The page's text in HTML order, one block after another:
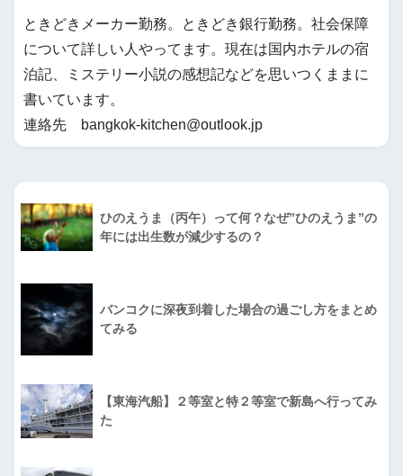
ときどきメーカー勤務。ときどき銀行勤務。社会保障
について詳しい人やってます。現在は国内ホテルの宿
泊記、ミステリー小説の感想記などを思いつくままに
書いています。
連絡先 bangkok-kitchen@outlook.jp
ひのえうま（丙午）って何？なぜ”ひのえうま”の
年には出生数が減少するの？
バンコクに深夜到着した場合の過ごし方をまとめ
てみる
【東海汽船】２等室と特２等室で新島へ行ってみ
た